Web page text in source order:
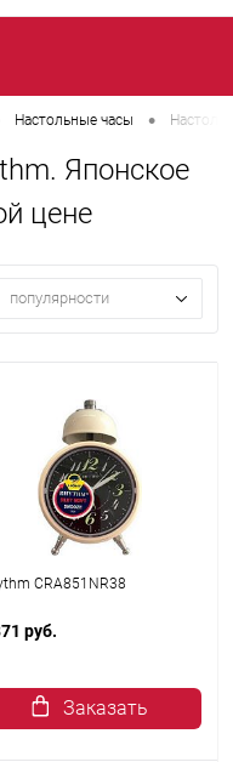
Настольные часы •
Японское
цене
популярности
CRA851NR38
руб.
Заказать